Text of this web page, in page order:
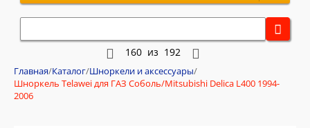
Главная/Каталог/Шноркели и аксессуары/
Шноркель Telawei для ГАЗ Соболь/Mitsubishi Delica L400 1994-
2006
160 из 192